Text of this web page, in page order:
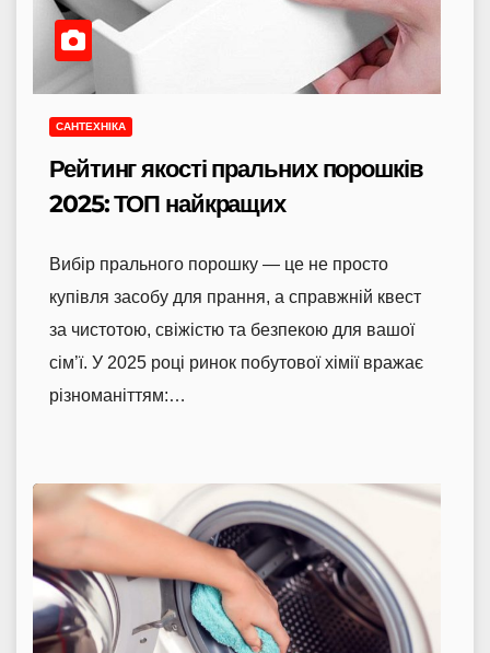
САНТЕХНІКА
Рейтинг якості пральних порошків
2025: ТОП найкращих
Вибір прального порошку — це не просто
купівля засобу для прання, а справжній квест
за чистотою, свіжістю та безпекою для вашої
сім’ї. У 2025 році ринок побутової хімії вражає
різноманіттям:…